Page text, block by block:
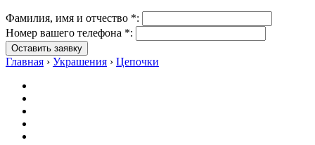
Фамилия, имя и отчество *:
Номер вашего телефона *:
Оставить заявку
Главная › Украшения › Цепочки